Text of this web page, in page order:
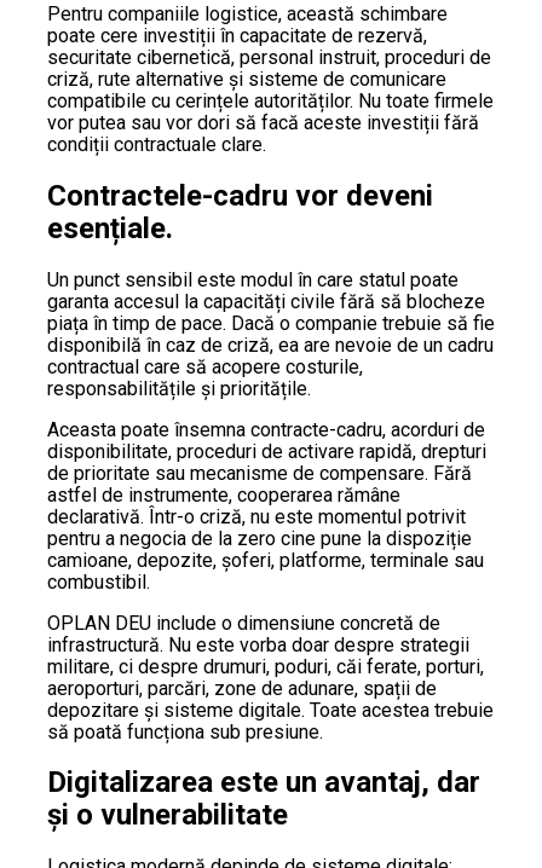
Pentru companiile logistice, această schimbare
poate cere investiții în capacitate de rezervă,
securitate cibernetică, personal instruit, proceduri de
criză, rute alternative și sisteme de comunicare
compatibile cu cerințele autorităților. Nu toate firmele
vor putea sau vor dori să facă aceste investiții fără
condiții contractuale clare.
Contractele-cadru vor deveni
esențiale.
Un punct sensibil este modul în care statul poate
garanta accesul la capacități civile fără să blocheze
piața în timp de pace. Dacă o companie trebuie să fie
disponibilă în caz de criză, ea are nevoie de un cadru
contractual care să acopere costurile,
responsabilitățile și prioritățile.
Aceasta poate însemna contracte-cadru, acorduri de
disponibilitate, proceduri de activare rapidă, drepturi
de prioritate sau mecanisme de compensare. Fără
astfel de instrumente, cooperarea rămâne
declarativă. Într-o criză, nu este momentul potrivit
pentru a negocia de la zero cine pune la dispoziție
camioane, depozite, șoferi, platforme, terminale sau
combustibil.
OPLAN DEU include o dimensiune concretă de
infrastructură. Nu este vorba doar despre strategii
militare, ci despre drumuri, poduri, căi ferate, porturi,
aeroporturi, parcări, zone de adunare, spații de
depozitare și sisteme digitale. Toate acestea trebuie
să poată funcționa sub presiune.
Digitalizarea este un avantaj, dar
și o vulnerabilitate